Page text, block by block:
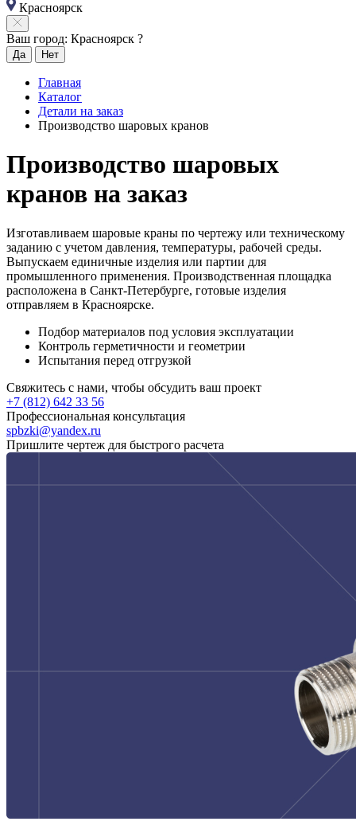
Красноярск
Ваш город: Красноярск ?
Да Нет
Главная
Каталог
Детали на заказ
Производство шаровых кранов
Производство шаровых
кранов на заказ
Изготавливаем шаровые краны по чертежу или техническому
заданию с учетом давления, температуры, рабочей среды.
Выпускаем единичные изделия или партии для
промышленного применения. Производственная площадка
расположена в Санкт-Петербурге, готовые изделия
отправляем в Красноярске.
Подбор материалов под условия эксплуатации
Контроль герметичности и геометрии
Испытания перед отгрузкой
Свяжитесь с нами, чтобы обсудить ваш проект
+7 (812) 642 33 56
Профессиональная консультация
spbzki@yandex.ru
Пришлите чертеж для быстрого расчета